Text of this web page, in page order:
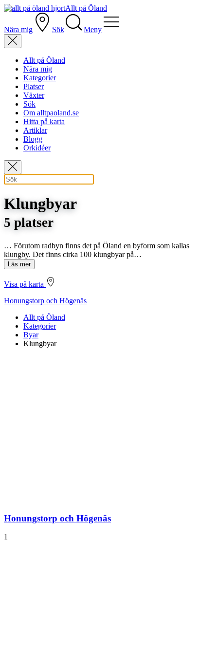
Allt på Öland
Nära mig Sök Meny
Allt på Öland
Nära mig
Kategorier
Platser
Växter
Sök
Om alltpaoland.se
Hitta på karta
Artiklar
Blogg
Orkidéer
Klungbyar
5 platser
… Förutom radbyn finns det på Öland en byform som kallas
klungby. Det finns cirka 100 klungbyar på…
Läs mer
Visa på karta
Honungstorp och Högenäs
Allt på Öland
Kategorier
Byar
Klungbyar
Honungstorp och Högenäs
1